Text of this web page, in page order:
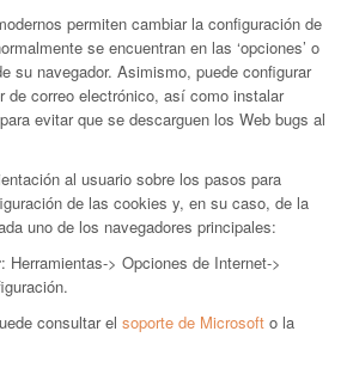
permiten cambiar la configuración de
se encuentran en las ‘opciones’ o
su navegador. Asimismo, puede configurar
de correo electrónico, así como instalar
evitar que se descarguen los Web bugs al
al usuario sobre los pasos para
de las cookies y, en su caso, de la
uno de los navegadores principales:
: Herramientas-> Opciones de Internet->
consultar el soporte de Microsoft o la